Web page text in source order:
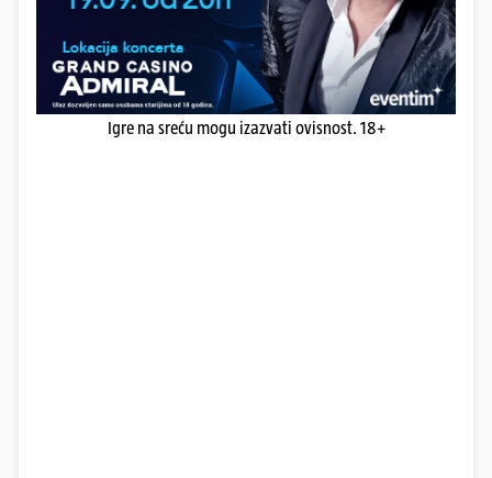
Igre na sreću mogu izazvati ovisnost. 18+